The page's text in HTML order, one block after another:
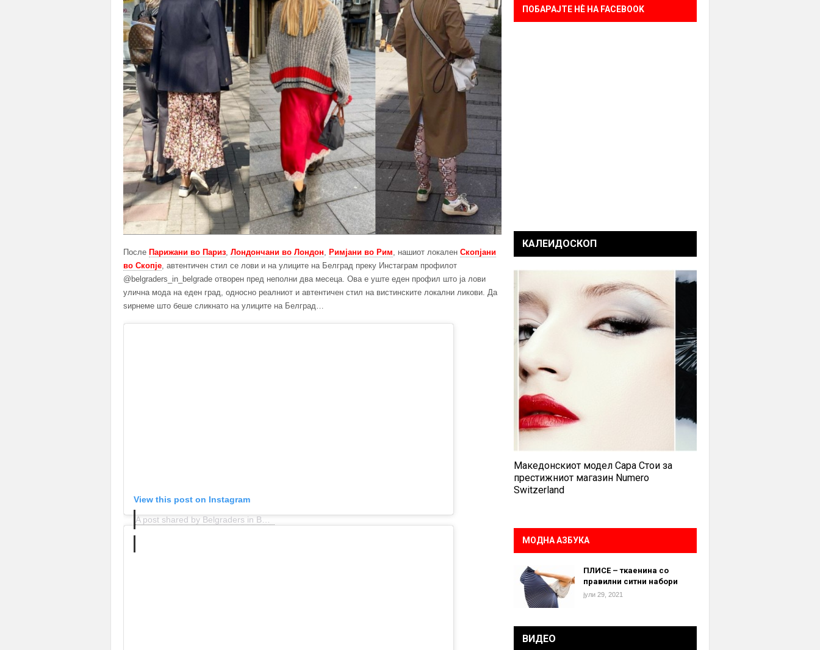
После Парижани во Париз, Лондончани во Лондон, Римјани во Рим, нашиот локален Скопјани
во Скопје, автентичен стил се лови и на улиците на Белград преку Инстаграм профилот
@belgraders_in_belgrade отворен пред неполни два месеца. Ова е уште еден профил што ја лови
улична мода на еден град, односно реалниот и автентичен стил на вистинските локални ликови. Да
ѕирнеме што беше сликнато на улиците на Белград…
View this post on Instagram
ПОБАРАЈТЕ НÈ НА FACEBOOK
КАЛЕИДОСКОП
Македонскиот модел Сара Стои за
престижниот магазин Numero
Switzerland
МОДНА АЗБУКА
ПЛИСЕ – ткаенина со
правилни ситни набори
јули 29, 2021
ВИДЕО